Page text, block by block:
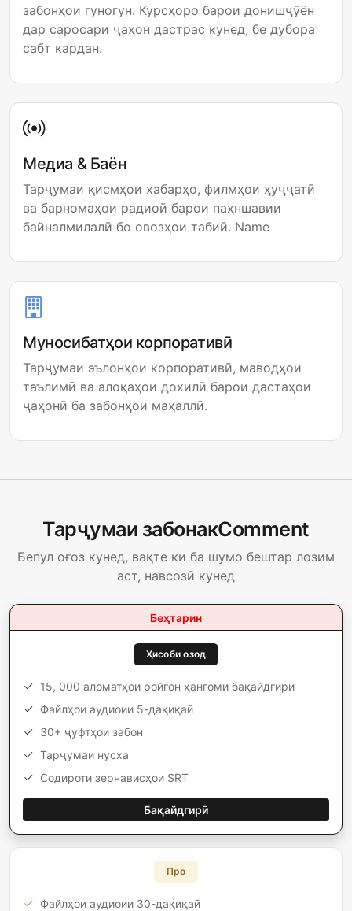
забонҳои гуногун. Курсҳоро барои донишҷӯён
дар саросари ҷаҳон дастрас кунед, бе дубора
сабт кардан.
Медиа & Баён
Тарҷумаи қисмҳои хабарҳо, филмҳои ҳуҷҷатӣ
ва барномаҳои радиоӣ барои паҳншавии
байналмилалӣ бо овозҳои табиӣ. Name
Муносибатҳои корпоративӣ
Тарҷумаи эълонҳои корпоративӣ, маводҳои
таълимӣ ва алоқаҳои дохилӣ барои дастаҳои
ҷаҳонӣ ба забонҳои маҳаллӣ.
Тарҷумаи забонакComment
Бепул оғоз кунед, вақте ки ба шумо бештар лозим
аст, навсозӣ кунед
Беҳтарин
Ҳисоби озод
15, 000 аломатҳои ройгон ҳангоми бақайдгирӣ
Файлҳои аудиоии 5-дақиқаӣ
30+ ҷуфтҳои забон
Тарҷумаи нусха
Содироти зернависҳои SRT
Бақайдгирӣ
Про
Файлҳои аудиоии 30-дақиқаӣ